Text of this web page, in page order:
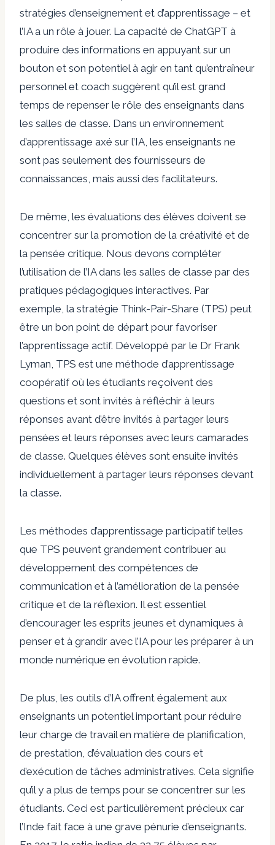
stratégies d’enseignement et d’apprentissage – et
l’IA a un rôle à jouer. La capacité de ChatGPT à
produire des informations en appuyant sur un
bouton et son potentiel à agir en tant qu’entraîneur
personnel et coach suggèrent qu’il est grand
temps de repenser le rôle des enseignants dans
les salles de classe. Dans un environnement
d’apprentissage axé sur l’IA, les enseignants ne
sont pas seulement des fournisseurs de
connaissances, mais aussi des facilitateurs.
De même, les évaluations des élèves doivent se
concentrer sur la promotion de la créativité et de
la pensée critique. Nous devons compléter
l’utilisation de l’IA dans les salles de classe par des
pratiques pédagogiques interactives. Par
exemple, la stratégie Think-Pair-Share (TPS) peut
être un bon point de départ pour favoriser
l’apprentissage actif. Développé par le Dr Frank
Lyman, TPS est une méthode d’apprentissage
coopératif où les étudiants reçoivent des
questions et sont invités à réfléchir à leurs
réponses avant d’être invités à partager leurs
pensées et leurs réponses avec leurs camarades
de classe. Quelques élèves sont ensuite invités
individuellement à partager leurs réponses devant
la classe.
Les méthodes d’apprentissage participatif telles
que TPS peuvent grandement contribuer au
développement des compétences de
communication et à l’amélioration de la pensée
critique et de la réflexion. Il est essentiel
d’encourager les esprits jeunes et dynamiques à
penser et à grandir avec l’IA pour les préparer à un
monde numérique en évolution rapide.
De plus, les outils d’IA offrent également aux
enseignants un potentiel important pour réduire
leur charge de travail en matière de planification,
de prestation, d’évaluation des cours et
d’exécution de tâches administratives. Cela signifie
qu’il y a plus de temps pour se concentrer sur les
étudiants. Ceci est particulièrement précieux car
l’Inde fait face à une grave pénurie d’enseignants.